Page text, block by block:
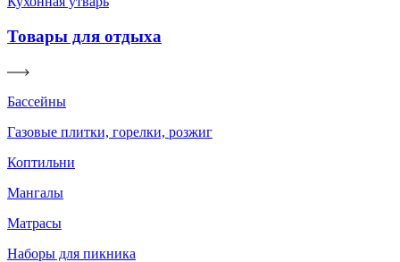
Товары для отдыха
Бассейны
Газовые плитки, горелки, розжиг
Коптильни
Мангалы
Матрасы
Наборы для пикника